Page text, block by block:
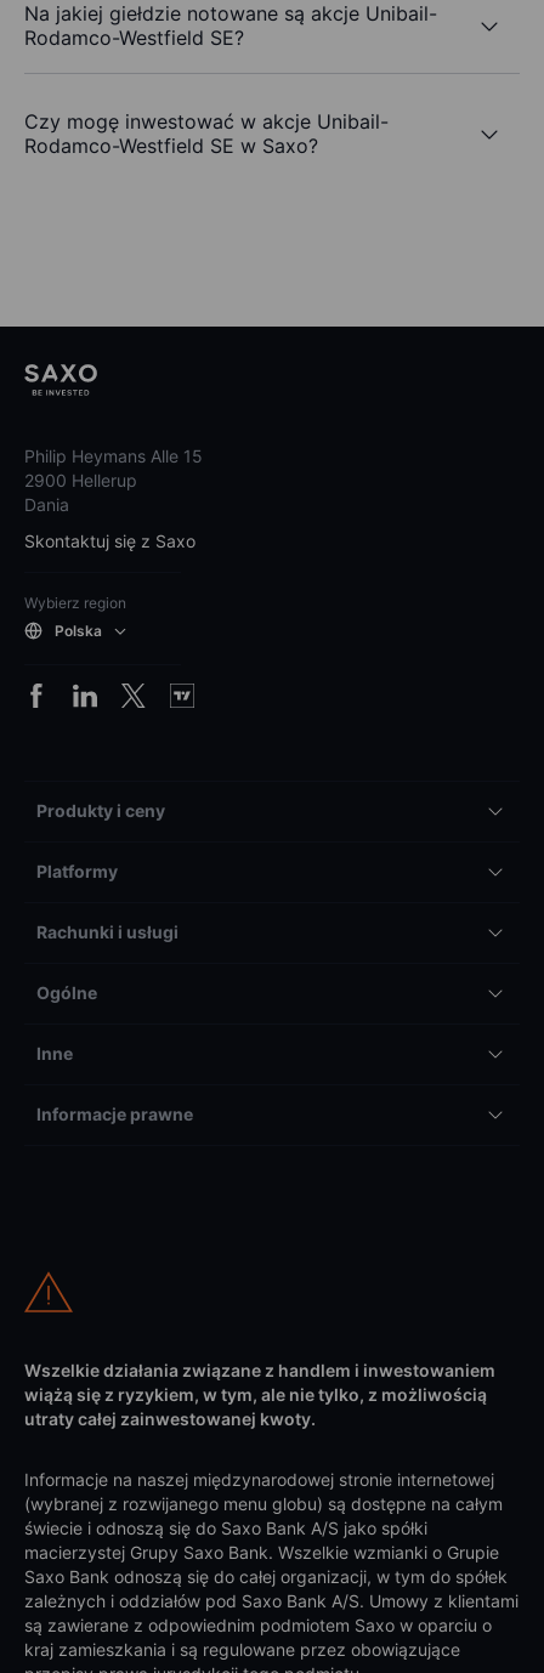
Na jakiej giełdzie notowane są akcje Unibail-
Rodamco-Westfield SE?
Czy mogę inwestować w akcje Unibail-
Rodamco-Westfield SE w Saxo?
Philip Heymans Alle 15
2900 Hellerup
Dania
Skontaktuj się z Saxo
Wybierz region
Polska
Produkty i ceny
Platformy
Rachunki i usługi
Ogólne
Inne
Informacje prawne
Wszelkie działania związane z handlem i inwestowaniem
wiążą się z ryzykiem, w tym, ale nie tylko, z możliwością
utraty całej zainwestowanej kwoty.
Informacje na naszej międzynarodowej stronie internetowej
(wybranej z rozwijanego menu globu) są dostępne na całym
świecie i odnoszą się do Saxo Bank A/S jako spółki
macierzystej Grupy Saxo Bank. Wszelkie wzmianki o Grupie
Saxo Bank odnoszą się do całej organizacji, w tym do spółek
zależnych i oddziałów pod Saxo Bank A/S. Umowy z klientami
są zawierane z odpowiednim podmiotem Saxo w oparciu o
kraj zamieszkania i są regulowane przez obowiązujące